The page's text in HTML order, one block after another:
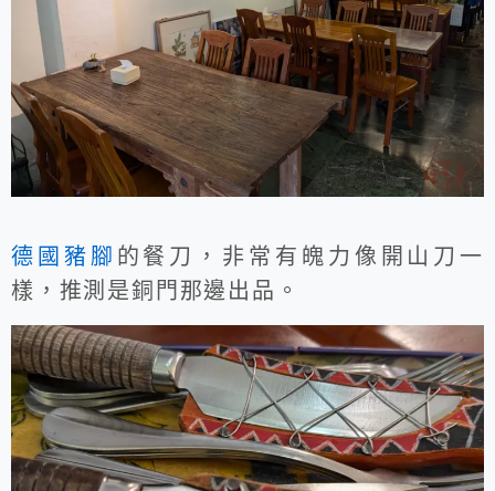
德國豬腳 的餐刀，非常有魄力像開山刀一
樣，推測是銅門那邊出品。